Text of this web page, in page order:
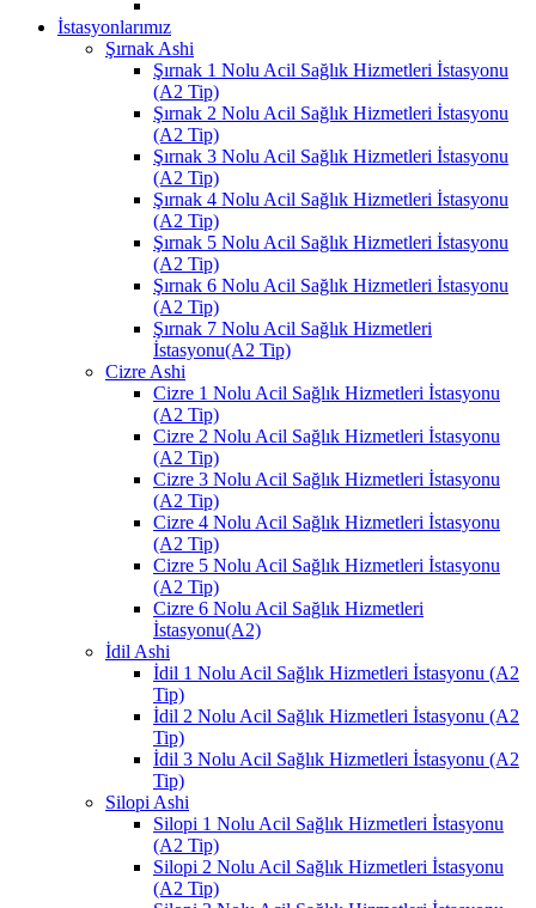
İstasyonlarımız
Şırnak Ashi
Şırnak 1 Nolu Acil Sağlık Hizmetleri İstasyonu
(A2 Tip)
Şırnak 2 Nolu Acil Sağlık Hizmetleri İstasyonu
(A2 Tip)
Şırnak 3 Nolu Acil Sağlık Hizmetleri İstasyonu
(A2 Tip)
Şırnak 4 Nolu Acil Sağlık Hizmetleri İstasyonu
(A2 Tip)
Şırnak 5 Nolu Acil Sağlık Hizmetleri İstasyonu
(A2 Tip)
Şırnak 6 Nolu Acil Sağlık Hizmetleri İstasyonu
(A2 Tip)
Şırnak 7 Nolu Acil Sağlık Hizmetleri
İstasyonu(A2 Tip)
Cizre Ashi
Cizre 1 Nolu Acil Sağlık Hizmetleri İstasyonu
(A2 Tip)
Cizre 2 Nolu Acil Sağlık Hizmetleri İstasyonu
(A2 Tip)
Cizre 3 Nolu Acil Sağlık Hizmetleri İstasyonu
(A2 Tip)
Cizre 4 Nolu Acil Sağlık Hizmetleri İstasyonu
(A2 Tip)
Cizre 5 Nolu Acil Sağlık Hizmetleri İstasyonu
(A2 Tip)
Cizre 6 Nolu Acil Sağlık Hizmetleri
İstasyonu(A2)
İdil Ashi
İdil 1 Nolu Acil Sağlık Hizmetleri İstasyonu (A2
Tip)
İdil 2 Nolu Acil Sağlık Hizmetleri İstasyonu (A2
Tip)
İdil 3 Nolu Acil Sağlık Hizmetleri İstasyonu (A2
Tip)
Silopi Ashi
Silopi 1 Nolu Acil Sağlık Hizmetleri İstasyonu
(A2 Tip)
Silopi 2 Nolu Acil Sağlık Hizmetleri İstasyonu
(A2 Tip)